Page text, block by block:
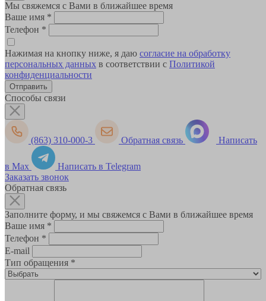
Мы свяжемся с Вами в ближайшее время
Ваше имя *
Телефон *
Нажимая на кнопку ниже, я даю согласие на обработку
персональных данных в соответствии с Политикой
конфиденциальности
Способы связи
(863) 310-000-3 Обратная связь Написать
в Max
Написать в Telegram
Заказать звонок
Обратная связь
Заполните форму, и мы свяжемся с Вами в ближайшее время
Ваше имя *
Телефон *
E-mail
Тип обращения *